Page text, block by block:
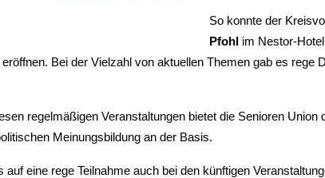
So konnte der
Pfohl im Nestor-
eröffnen. Bei der Vielzahl von aktuellen Themen gab es rege
regelmäßigen Veranstaltungen bietet die Senioren
Meinungsbildung an der Basis.
auf eine rege Teilnahme auch bei den künftigen